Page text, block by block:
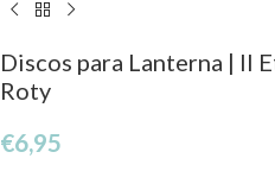
Discos para Lanterna | Il
Roty
€6,95